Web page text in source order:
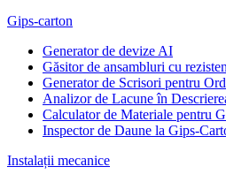
Gips-carton
Generator de devize AI
Găsitor de ansambluri cu
Generator de Scrisori pentru
Analizor de Lacune în
Calculator de Materiale pentru
Inspector de Daune la Gips-
Instalații mecanice